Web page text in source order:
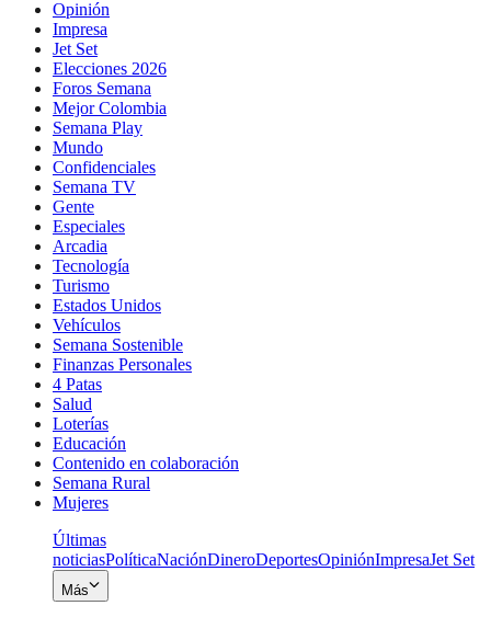
Opinión
Impresa
Jet Set
Elecciones 2026
Foros Semana
Mejor Colombia
Semana Play
Mundo
Confidenciales
Semana TV
Gente
Especiales
Arcadia
Tecnología
Turismo
Estados Unidos
Vehículos
Semana Sostenible
Finanzas Personales
4 Patas
Salud
Loterías
Educación
Contenido en colaboración
Semana Rural
Mujeres
Últimas
noticiasPolíticaNaciónDineroDeportesOpiniónImpresaJet Set
Más